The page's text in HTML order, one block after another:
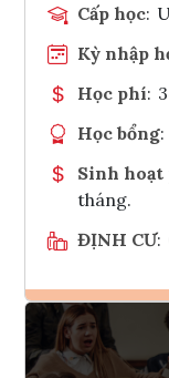
Cấp học:
Kỳ nhập
Học phí:
Học bổng:
Sinh hoạt
tháng.
ĐỊNH CƯ: